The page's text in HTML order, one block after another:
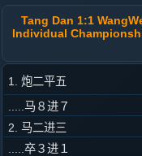
Tang Dan 1:1
Individual
1. 炮二平五
.....马８进７
2. 马二进三
.....卒３进１